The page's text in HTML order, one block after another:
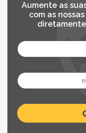
Aumente as
com as